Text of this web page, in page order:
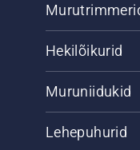
Hekilõikurid
Muruniidukid
Lehepuhurid